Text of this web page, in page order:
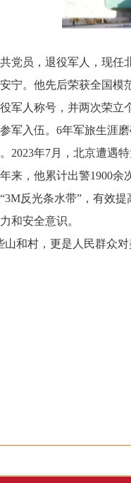
党员，退役军人，现
宁。他先后荣获全国
军人称号，并两次荣立
军入伍。6年军旅生涯
2023年7月，北京遭遇
来，他累计出警1900
反光条水带”，有效
和安全意识。
山和村，更是人民群众